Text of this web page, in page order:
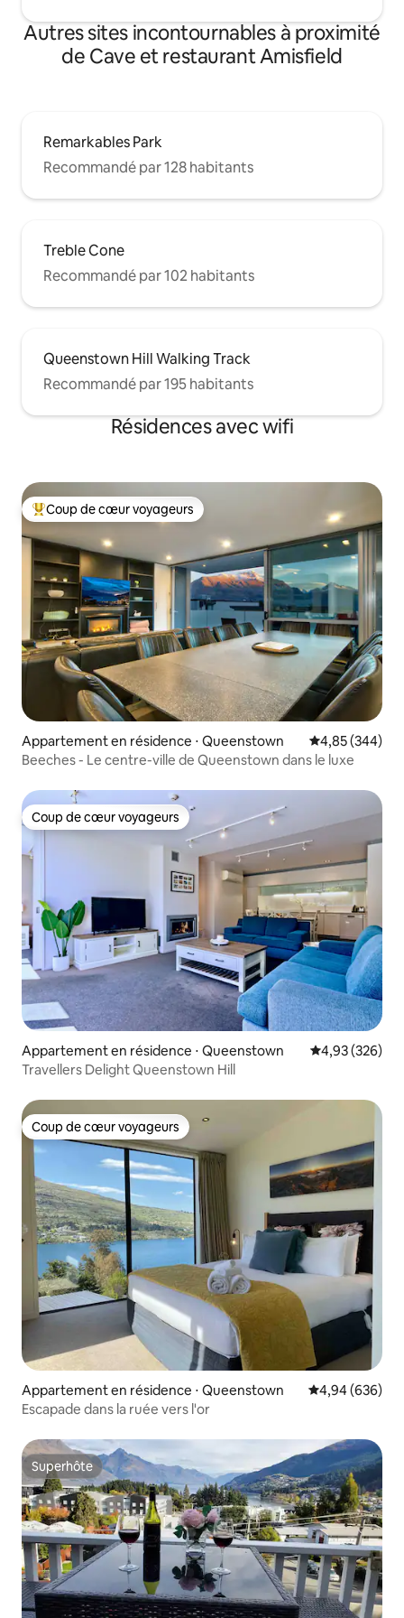
Autres sites incontournables à proximité
de Cave et restaurant Amisfield
Remarkables Park
Recommandé par 128 habitants
Treble Cone
Recommandé par 102 habitants
Queenstown Hill Walking Track
Recommandé par 195 habitants
Résidences avec wifi
Coups de cœur voyageurs les plus appréciés
Coup de cœur voyageurs
Appartement en résidence ⋅ Queenstown Évaluation
4,85 (344)
Beeches - Le centre-ville de Queenstown dans le luxe
Coup de cœur voyageurs
Coup de cœur voyageurs
Appartement en résidence ⋅ Queenstown Évaluation
4,93 (326)
Travellers Delight Queenstown Hill
Coup de cœur voyageurs
Coup de cœur voyageurs
Appartement en résidence ⋅ Queenstown Évaluation
4,94 (636)
Escapade dans la ruée vers l'or
Superhôte
Superhôte